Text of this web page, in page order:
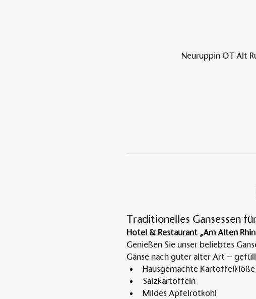
Neuruppin OT Alt
Traditionelles Gansessen
Hotel & Restaurant „Am Alten
Genießen Sie unser beliebtes
Gänse nach guter alter Art –
Hausgemachte Kartoffelklöße
Salzkartoffeln
Mildes Apfelrotkohl